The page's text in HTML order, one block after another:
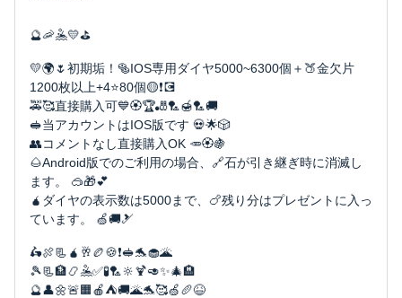
🔮🦐🤽💛⛳
💛🌍🌷初期垢！🥯IOS専用ダイヤ5000~6300個＋🍑金欠片
1200枚以上+4⭐️80個🟡❗💽
🚕🥰直接購入可💙🏵🏆🎳🏸🍯🏸🚚
🥪当アカウントはIOS版です 💀🌟🎲
👥コメントなし直接購入OK 🥕🏵🍇
🌰Android版でのご利用の場合、🔗石が引き継ぎ時に消滅し
ます。 🥽🎁💕
🧉ダイヤの表示数は5000まで、🍗残り分はプレゼントに入っ
ています。 🍏🚚🎿
🛵🍖📃🧉🥂🏉🍪❗🥪🐬🧁🌋
🎾📃🏦📿🤽✅🧪🏸🔆🍹🥑✨🎄🏨
🔮👤🌼🚨🟧🍎⛺🚚🌋🐬🥰🍏🥖😆